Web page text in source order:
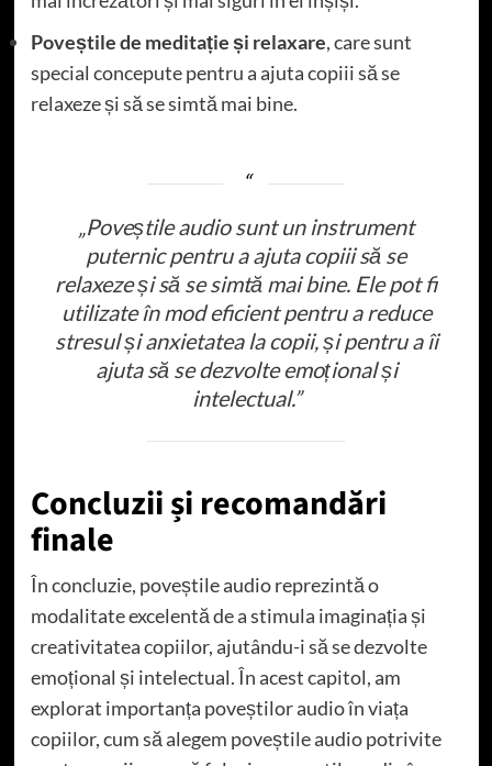
Poveștile de meditație și relaxare, care sunt
special concepute pentru a ajuta copiii să se
relaxeze și să se simtă mai bine.
„Poveștile audio sunt un instrument
puternic pentru a ajuta copiii să se
relaxeze și să se simtă mai bine. Ele pot fi
utilizate în mod eficient pentru a reduce
stresul și anxietatea la copii, și pentru a îi
ajuta să se dezvolte emoțional și
intelectual.”
Concluzii și recomandări
finale
În concluzie, poveștile audio reprezintă o
modalitate excelentă de a stimula imaginația și
creativitatea copiilor, ajutându-i să se dezvolte
emoțional și intelectual. În acest capitol, am
explorat importanța poveștilor audio în viața
copiilor, cum să alegem poveștile audio potrivite